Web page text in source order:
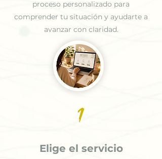
proceso personalizado para
comprender tu situación y ayudarte a
avanzar con claridad.
1
Elige el servicio